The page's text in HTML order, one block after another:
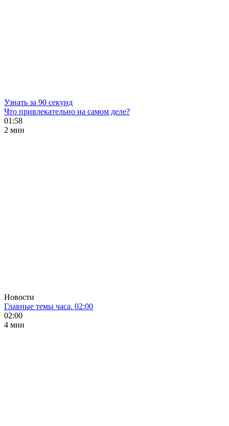
Узнать за 90 секунд
Что привлекательно на самом деле?
01:58
2 мин
Новости
Главные темы часа. 02:00
02:00
4 мин